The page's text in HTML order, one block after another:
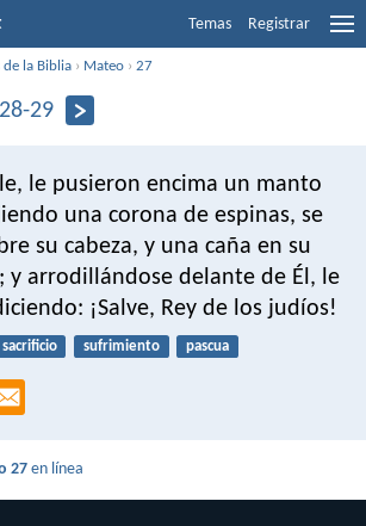
Temas Registrar
de la Biblia › Mateo ›27
29
le pusieron encima un manto
una corona de espinas, se
su cabeza, y una caña en su
y arrodillándose delante de Él, le
¡Salve, Rey de los judíos!
sacrificio sufrimiento pascua
27 en línea